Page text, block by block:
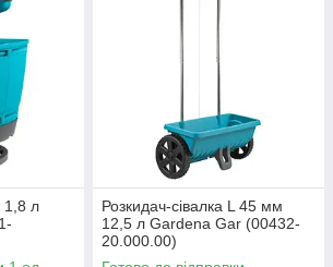
1,8 л
Розкидач-сівалка L 45 мм
12,5 л Gardena Gar (00432-
20.000.00)